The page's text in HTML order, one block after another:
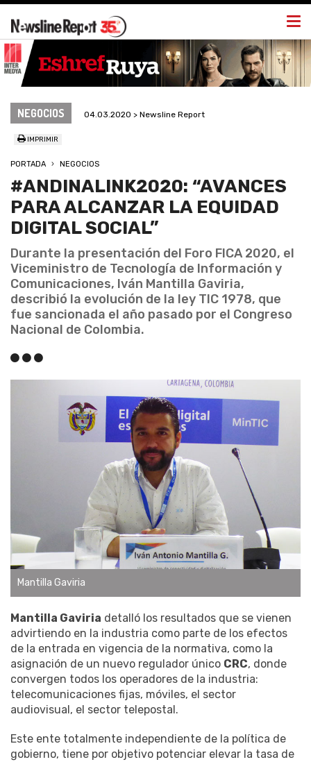
NEGOCIOS 04.03.2020 > Newsline Report
IMPRIMIR
PORTADA NEGOCIOS
#ANDINALINK2020: “AVANCES
PARA ALCANZAR LA EQUIDAD
DIGITAL SOCIAL”
Durante la presentación del Foro FICA 2020, el
Viceministro de Tecnología de Información y
Comunicaciones, Iván Mantilla Gaviria,
describió la evolución de la ley TIC 1978, que
fue sancionada el año pasado por el Congreso
Nacional de Colombia.
Mantilla Gaviria
Mantilla Gaviria detalló los resultados que se vienen
advirtiendo en la industria como parte de los efectos
de la entrada en vigencia de la normativa, como la
asignación de un nuevo regulador único CRC, donde
convergen todos los operadores de la industria:
telecomunicaciones fijas, móviles, el sector
audiovisual, el sector telepostal.
Este ente totalmente independiente de la política de
gobierno, tiene por objetivo potenciar elevar la tasa de